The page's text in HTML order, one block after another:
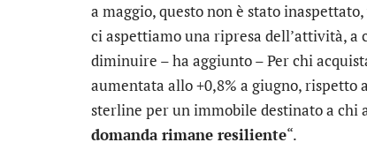
a maggio, questo non è stato
ci aspettiamo una ripresa dell’attività,
diminuire – ha aggiunto – Per chi
aumentata allo +0,8% a giugno, rispetto
sterline per un immobile destinato a chi
domanda rimane resiliente“.